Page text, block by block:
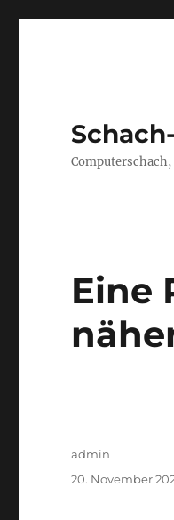
Eine
Autor
admin
Veröffentlicht
20. November